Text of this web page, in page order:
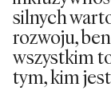
silnych
rozwoju,
wszystkim
tym, kim